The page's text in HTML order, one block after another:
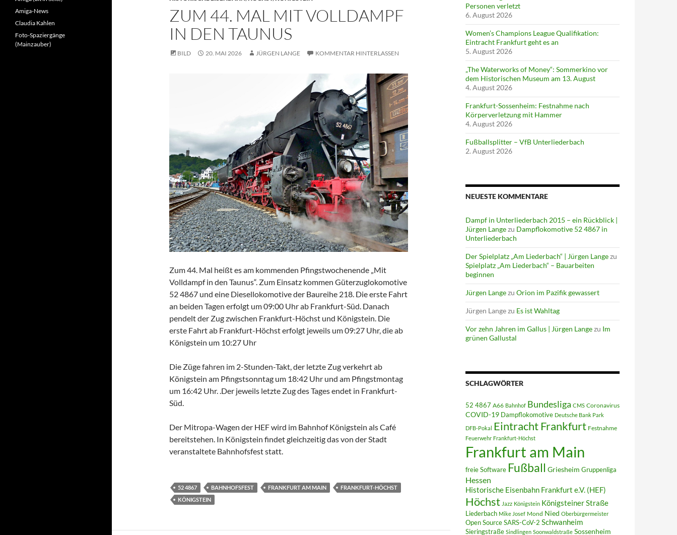
ZUM 44. MAL MIT VOLLDAMPF
IN DEN TAUNUS
BILD 20. MAI 2026 JÜRGEN LANGE KOMMENTAR HINTERLASSEN
Zum 44. Mal heißt es am kommenden Pfingstwochenende „Mit
Volldampf in den Taunus“. Zum Einsatz kommen Güterzuglokomotive
52 4867 und eine Diesellokomotive der Baureihe 218. Die erste Fahrt
an beiden Tagen erfolgt um 09:00 Uhr ab Frankfurt-Süd. Danach
pendelt der Zug zwischen Frankfurt-Höchst und Königstein. Die
erste Fahrt ab Frankfurt-Höchst erfolgt jeweils um 09:27 Uhr, die ab
Königstein um 10:27 Uhr
Die Züge fahren im 2-Stunden-Takt, der letzte Zug verkehrt ab
Königstein am Pfingstsonntag um 18:42 Uhr und am Pfingstmontag
um 16:42 Uhr. .Der jeweils letzte Zug des Tages endet in Frankfurt-
Süd.
Der Mitropa-Wagen der HEF wird im Bahnhof Königstein als Café
bereitstehen. In Königstein findet gleichzeitig das von der Stadt
veranstaltete Bahnhofsfest statt.
52 4867 BAHNHOFSFEST FRANKFURT AM MAIN
FRANKFURT-HÖCHST
KÖNIGSTEIN
Personen verletzt
6. August 2026
Women’s Champions League Qualifikation:
Eintracht Frankfurt geht es an
5. August 2026
„The Waterworks of Money“: Sommerkino vor
dem Historischen Museum am 13. August
4. August 2026
Frankfurt-Sossenheim: Festnahme nach
Körperverletzung mit Hammer
4. August 2026
Fußballsplitter – VfB Unterliederbach
2. August 2026
NEUESTE KOMMENTARE
Dampf in Unterliederbach 2015 – ein Rückblick |
Jürgen Langezu Dampflokomotive 52 4867 in
Unterliederbach
Der Spielplatz „Am Liederbach“ | Jürgen Langezu
Spielplatz „Am Liederbach“ – Bauarbeiten
beginnen
Jürgen Langezu Orion im Pazifik gewassert
Jürgen Langezu Es ist Wahltag
Vor zehn Jahren im Gallus | Jürgen Langezu Im
grünen Gallustal
SCHLAGWÖRTER
52 4867 A66 Bahnhof Bundesliga CMS Coronavirus
COVID-19 Dampflokomotive Deutsche Bank Park
DFB-Pokal Eintracht Frankfurt Festnahme
Feuerwehr Frankfurt-Höchst
Frankfurt am Main
freie Software Fußball Griesheim Gruppenliga
Hessen
Historische Eisenbahn Frankfurt e.V. (HEF)
Höchst Jazz Königstein Königsteiner Straße
Liederbach Mike Josef Mond Nied Oberbürgermeister
Open SourceSARS-CoV-2 Schwanheim
Sieringstraße Sindlingen Soonwaldstraße Sossenheim
Amiga-News
Claudia Kahlen
Foto-Spaziergänge
(Mainzauber)